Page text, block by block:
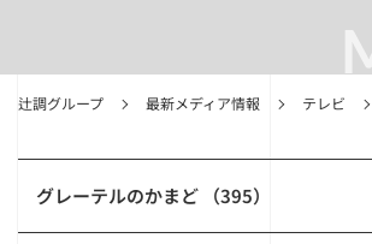
辻調グループ 最新メディア情報 テレビ
グレーテルのかまど （395）